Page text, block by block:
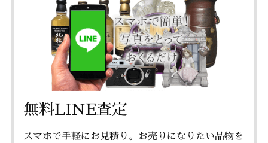
無料LINE査定
スマホで手軽にお見積り。お売りになりたい品物を